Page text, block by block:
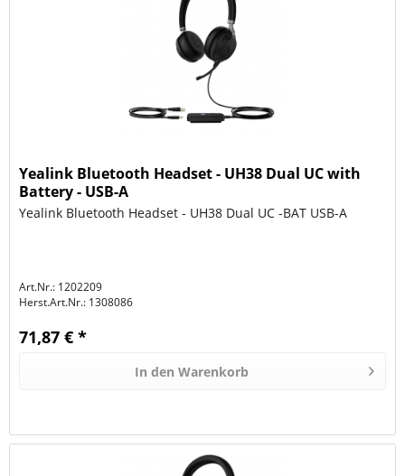
Yealink Bluetooth Headset - UH38 Dual UC with
Battery - USB-A
Yealink Bluetooth Headset - UH38 Dual UC -BAT USB-A
Art.Nr.: 1202209
Herst.Art.Nr.: 1308086
71,87 € *
In den Warenkorb